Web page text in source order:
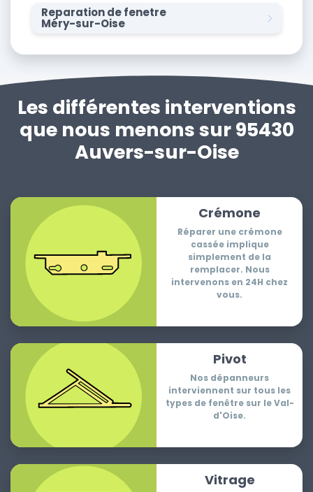
Reparation de fenetre
Méry-sur-Oise
Les différentes interventions
que nous menons sur 95430
Auvers-sur-Oise
Crémone
Réparer une crémone
cassée implique
simplement de la
remplacer. Nous
intervenons en 24H chez
vous.
Pivot
Nos dépanneurs
interviennent sur tous les
types de fenêtre sur le Val-
d'Oise.
Vitrage